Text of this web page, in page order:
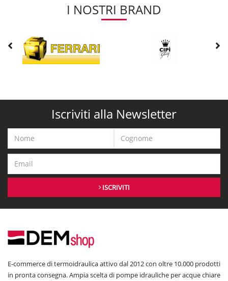
I NOSTRI BRAND
Iscriviti alla Newsletter
ISCRIVITI
E-commerce di termoidraulica attivo dal 2012 con oltre 10.000 prodotti
in pronta consegna. Ampia scelta di pompe idrauliche per acque chiare